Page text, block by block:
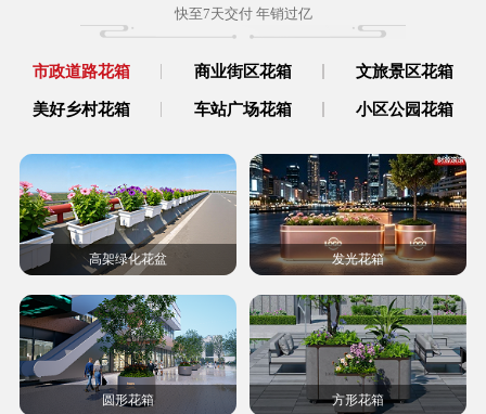
快至7天交付 年销过亿
市政道路花箱 商业街区花箱 文旅景区花箱
美好乡村花箱 车站广场花箱 小区公园花箱
高架绿化花盆 发光花箱
圆形花箱 方形花箱